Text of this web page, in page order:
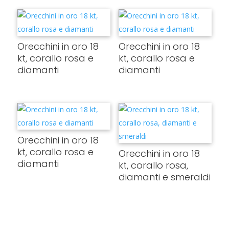
Orecchini in oro 18
kt, corallo rosa e
diamanti
Orecchini in oro 18
kt, corallo rosa e
diamanti
Orecchini in oro 18
kt, corallo rosa e
diamanti
Orecchini in oro 18
kt, corallo rosa,
diamanti e smeraldi